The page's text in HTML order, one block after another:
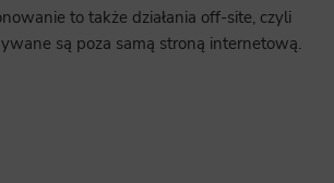
to także działania off-site, czyli
są poza samą stroną internetową.